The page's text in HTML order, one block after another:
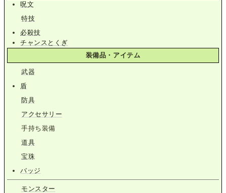
呪文
特技
必殺技
チャンスとくぎ
装備品・アイテム
武器
盾
防具
アクセサリー
手持ち装備
道具
宝珠
バッジ
モンスター